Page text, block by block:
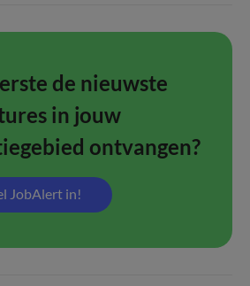
de nieuwste
in jouw
ontvangen?
JobAlert in!